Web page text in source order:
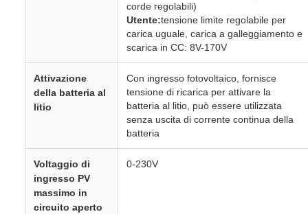
corde regolabili)
Utente:tensione limite regolabile per
carica uguale, carica a galleggiamento e
scarica in CC: 8V-170V
Attivazione
della batteria al
litio
Con ingresso fotovoltaico, fornisce
tensione di ricarica per attivare la
batteria al litio, può essere utilizzata
senza uscita di corrente continua della
batteria
Voltaggio di
ingresso PV
massimo in
circuito aperto
0-230V